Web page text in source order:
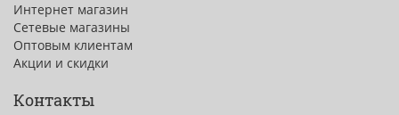
Интернет магазин
Сетевые магазины
Оптовым клиентам
Акции и скидки
Контакты